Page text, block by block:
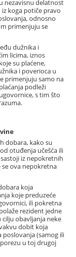
nezavisnu delatnost
koga potiče pravo
odnosno
primenjuju se
dužnika i
licima, iznos
su plaćene,
i poverioca u
primenjuju samo na
podleži
s tim što
dobara, kako su
otuđenja učešća ili
iz nepokretnih
ova nepokretna
koja
koje preduzeće
ili pokretna
rezident jedne
obavljanja neke
dobit koja
(samog ili
u toj drugoj